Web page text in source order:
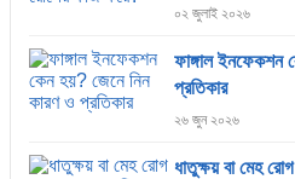
০২ জুলাই ২০২৬
ফাঙ্গাল ইনফেকশন
প্রতিকার
২৬ জুন ২০২৬
ধাতুক্ষয় বা মেহ